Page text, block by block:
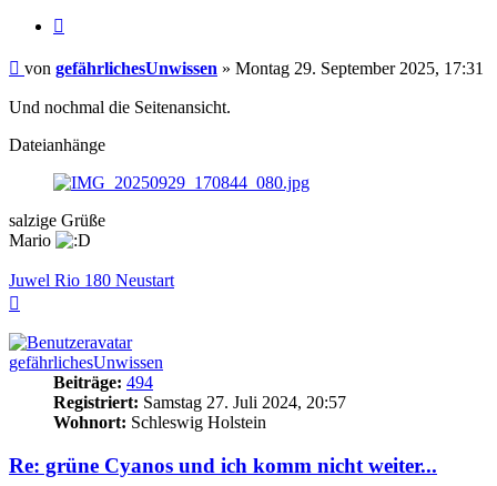
Beitrag
von gefährlichesUnwissen » Montag 29. September 2025, 17:31
Und nochmal die Seitenansicht.
Dateianhänge
salzige Grüße
Mario
Juwel Rio 180 Neustart
gefährlichesUnwissen
Beiträge: 494
Registriert: Samstag 27. Juli 2024, 20:57
Wohnort: Schleswig Holstein
Re: grüne Cyanos und ich komm nicht weiter...